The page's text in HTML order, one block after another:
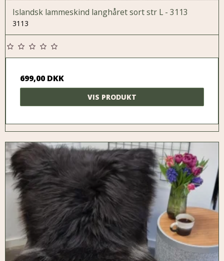
Islandsk lammeskind langhåret sort str L - 3113
3113
699,00 DKK
VIS PRODUKT